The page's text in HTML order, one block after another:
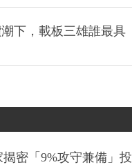
下，載板三雄誰最具
密「9%攻守兼備」投